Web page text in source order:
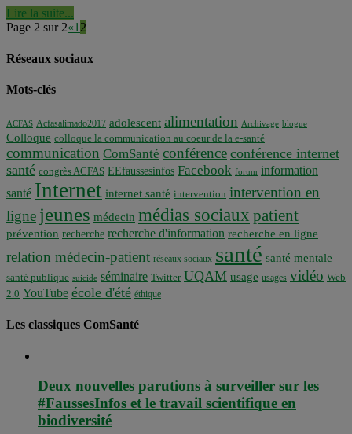
Lire la suite...
Page 2 sur 2«12
Réseaux sociaux
Mots-clés
ACFAS Acfasalimado2017 adolescent alimentation Archivage blogue
Colloque colloque la communication au coeur de la e-santé
communication ComSanté conférence conférence internet
santé congrès ACFAS EEfaussesinfos Facebook forum information
santé Internet internet santé intervention intervention en
ligne jeunes médecin médias sociaux patient
prévention recherche recherche d'information recherche en ligne
relation médecin-patient réseaux sociaux santé santé mentale
santé publique suicide séminaire Twitter UQAM usage usages vidéo Web
2.0 YouTube école d'été éthique
Les classiques ComSanté
Deux nouvelles parutions à surveiller sur les
#FaussesInfos et le travail scientifique en
biodiversité